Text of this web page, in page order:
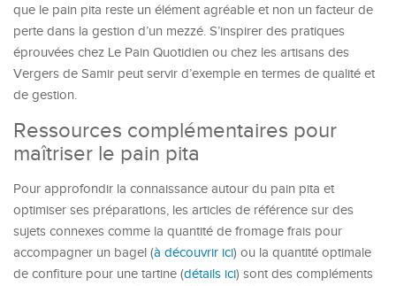
que le pain pita reste un élément agréable et non un facteur de
perte dans la gestion d’un mezzé. S’inspirer des pratiques
éprouvées chez Le Pain Quotidien ou chez les artisans des
Vergers de Samir peut servir d’exemple en termes de qualité et
de gestion.
Ressources complémentaires pour
maîtriser le pain pita
Pour approfondir la connaissance autour du pain pita et
optimiser ses préparations, les articles de référence sur des
sujets connexes comme la quantité de fromage frais pour
accompagner un bagel (à découvrir ici) ou la quantité optimale
de confiture pour une tartine (détails ici) sont des compléments